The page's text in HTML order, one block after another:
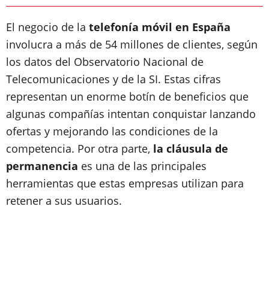
El negocio de la telefonía móvil en España
involucra a más de 54 millones de clientes, según
los datos del Observatorio Nacional de
Telecomunicaciones y de la SI. Estas cifras
representan un enorme botín de beneficios que
algunas compañías intentan conquistar lanzando
ofertas y mejorando las condiciones de la
competencia. Por otra parte, la cláusula de
permanencia es una de las principales
herramientas que estas empresas utilizan para
retener a sus usuarios.